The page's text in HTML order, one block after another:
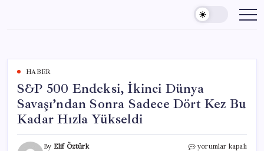
content
HABER
S&P 500 Endeksi, İkinci Dünya
Savaşı’ndan Sonra Sadece Dört Kez Bu
Kadar Hızla Yükseldi
By Elif Öztürk
S&P
yorumlar kapalı